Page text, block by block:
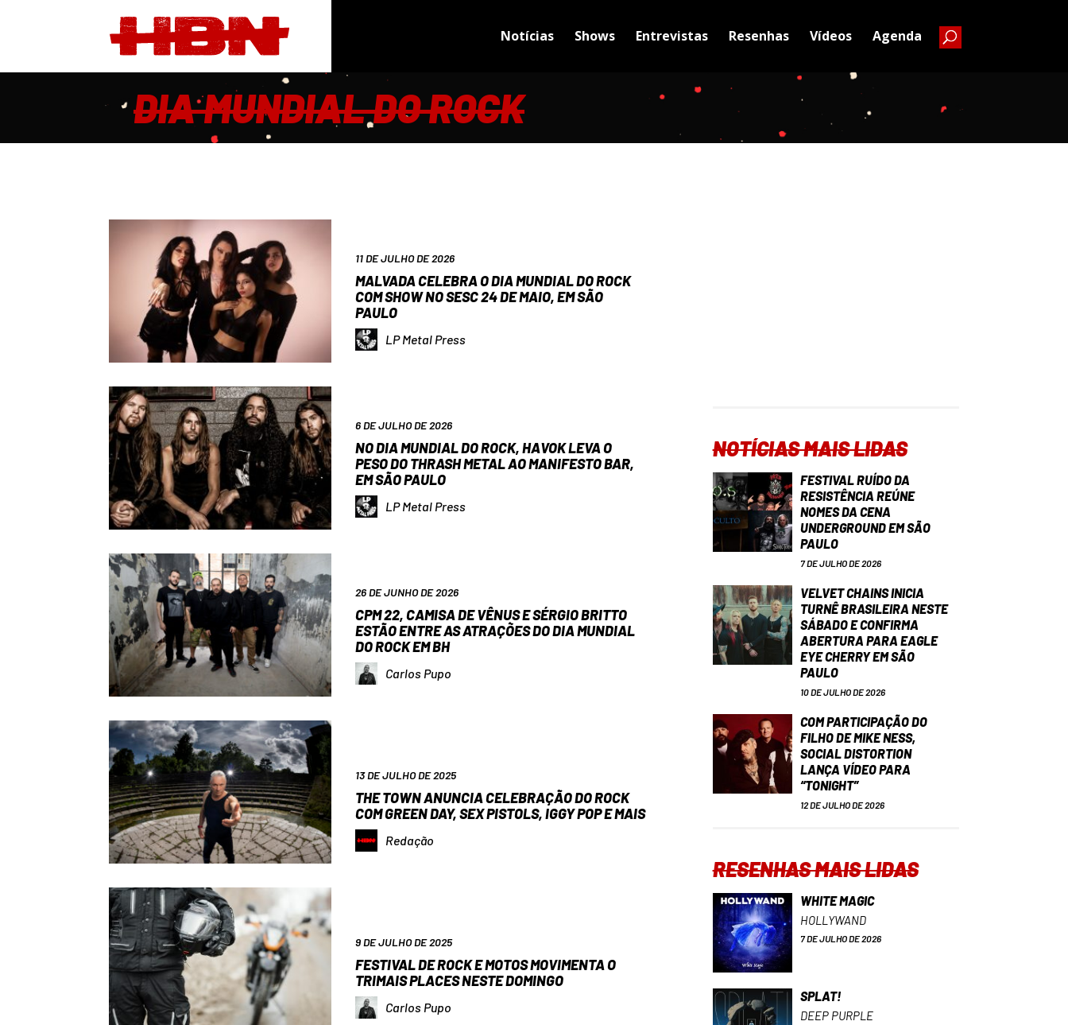
Notícias Shows Entrevistas Resenhas Vídeos Agenda
DIA MUNDIAL DO ROCK
11 DE JULHO DE 2026
MALVADA CELEBRA O DIA MUNDIAL DO ROCK
COM SHOW NO SESC 24 DE MAIO, EM SÃO
PAULO
LP Metal Press
6 DE JULHO DE 2026
NO DIA MUNDIAL DO ROCK, HAVOK LEVA O
PESO DO THRASH METAL AO MANIFESTO BAR,
EM SÃO PAULO
LP Metal Press
26 DE JUNHO DE 2026
CPM 22, CAMISA DE VÊNUS E SÉRGIO BRITTO
ESTÃO ENTRE AS ATRAÇÕES DO DIA MUNDIAL
DO ROCK EM BH
Carlos Pupo
13 DE JULHO DE 2025
THE TOWN ANUNCIA CELEBRAÇÃO DO ROCK
COM GREEN DAY, SEX PISTOLS, IGGY POP E MAIS
Redação
9 DE JULHO DE 2025
FESTIVAL DE ROCK E MOTOS MOVIMENTA O
TRIMAIS PLACES NESTE DOMINGO
Carlos Pupo
NOTÍCIAS MAIS LIDAS
FESTIVAL RUÍDO DA
RESISTÊNCIA REÚNE
NOMES DA CENA
UNDERGROUND EM SÃO
PAULO
7 DE JULHO DE 2026
VELVET CHAINS INICIA
TURNÊ BRASILEIRA NESTE
SÁBADO E CONFIRMA
ABERTURA PARA EAGLE
EYE CHERRY EM SÃO
PAULO
10 DE JULHO DE 2026
COM PARTICIPAÇÃO DO
FILHO DE MIKE NESS,
SOCIAL DISTORTION
LANÇA VÍDEO PARA
“TONIGHT”
12 DE JULHO DE 2026
RESENHAS MAIS LIDAS
WHITE MAGIC
HOLLYWAND
7 DE JULHO DE 2026
SPLAT!
DEEP PURPLE